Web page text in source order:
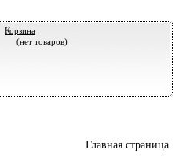
Корзина
(нет товаров)
Главная страница